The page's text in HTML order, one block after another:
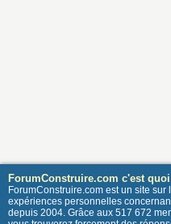
ForumConstruire.com c'est
ForumConstruire.com est un site
expériences personnelles
depuis 2004. Grâce aux 517 672